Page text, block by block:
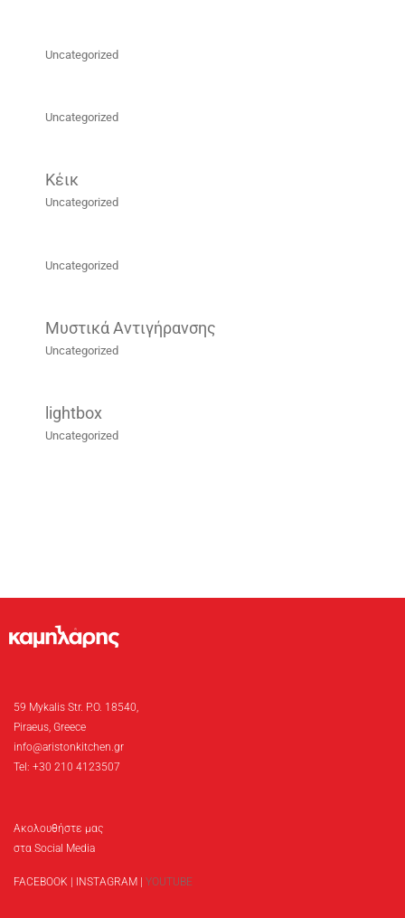
Uncategorized
Uncategorized
Κέικ
Uncategorized
Uncategorized
Μυστικά Αντιγήρανσης
Uncategorized
lightbox
Uncategorized
59 Mykalis Str. P.O. 18540,
Piraeus, Greece
info@aristonkitchen.gr
Tel: +30 210 4123507
Ακολουθήστε μας
στα Social Media
FACEBOOK INSTAGRAM YOUTUBE